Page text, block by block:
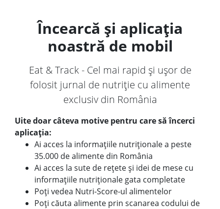
Încearcă și aplicația
noastră de mobil
Eat & Track - Cel mai rapid și ușor de
folosit jurnal de nutriție cu alimente
exclusiv din România
Uite doar câteva motive pentru care să încerci
aplicația:
Ai acces la informațiile nutriționale a peste
35.000 de alimente din România
Ai acces la sute de rețete și idei de mese cu
informațiile nutriționale gata completate
Poți vedea Nutri-Score-ul alimentelor
Poți căuta alimente prin scanarea codului de